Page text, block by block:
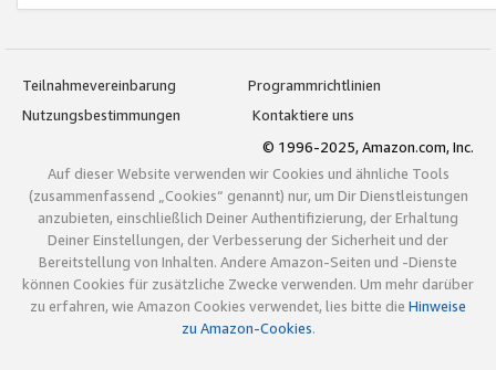
Teilnahmevereinbarung
Programmrichtlinien
Nutzungsbestimmungen
Kontaktiere uns
© 1996-2025, Amazon.com, Inc.
Auf dieser Website verwenden wir Cookies und ähnliche Tools
(zusammenfassend „Cookies“ genannt) nur, um Dir Dienstleistungen
anzubieten, einschließlich Deiner Authentifizierung, der Erhaltung
Deiner Einstellungen, der Verbesserung der Sicherheit und der
Bereitstellung von Inhalten. Andere Amazon-Seiten und -Dienste
können Cookies für zusätzliche Zwecke verwenden. Um mehr darüber
zu erfahren, wie Amazon Cookies verwendet, lies bitte die Hinweise
zu Amazon-Cookies.